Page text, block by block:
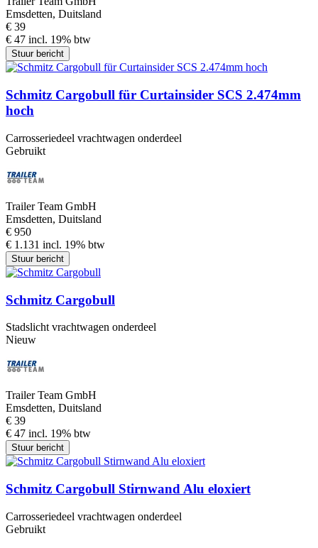
Emsdetten, Duitsland
€ 39
€ 47 incl. 19% btw
Stuur bericht
Schmitz Cargobull für Curtainsider SCS 2.474mm
hoch
Carrosseriedeel vrachtwagen onderdeel
Gebruikt
Trailer Team GmbH
Emsdetten, Duitsland
€ 950
€ 1.131 incl. 19% btw
Stuur bericht
Schmitz Cargobull
Stadslicht vrachtwagen onderdeel
Nieuw
Trailer Team GmbH
Emsdetten, Duitsland
€ 39
€ 47 incl. 19% btw
Stuur bericht
Schmitz Cargobull Stirnwand Alu eloxiert
Carrosseriedeel vrachtwagen onderdeel
Gebruikt